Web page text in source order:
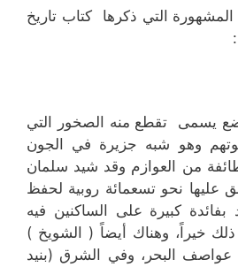
التي ذكرها كتاب تاريخ
يسمى تقطع منه الصخور التي
وهو شبه جزيرة في الجون
من العوازم وقد شيد سلمان
عليها نحو تسعمائة روبية لحفظ
كبيرة على الساكنين فيه
خيراً، وهناك أيضاً ( الشويخ )
البحر، وفي الشرق (بنيد